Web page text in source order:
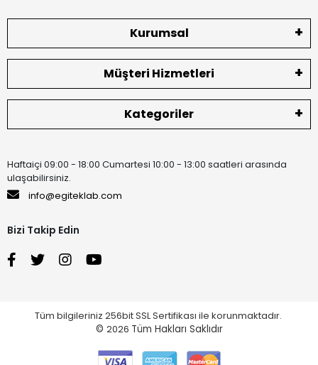
Kurumsal
Müşteri Hizmetleri
Kategoriler
Haftaiçi 09:00 - 18:00 Cumartesi 10:00 - 13:00 saatleri arasında
ulaşabilirsiniz.
info@egiteklab.com
Bizi Takip Edin
Tüm bilgileriniz 256bit SSL Sertifikası ile korunmaktadır.
© 2026 Tüm Hakları Saklıdır